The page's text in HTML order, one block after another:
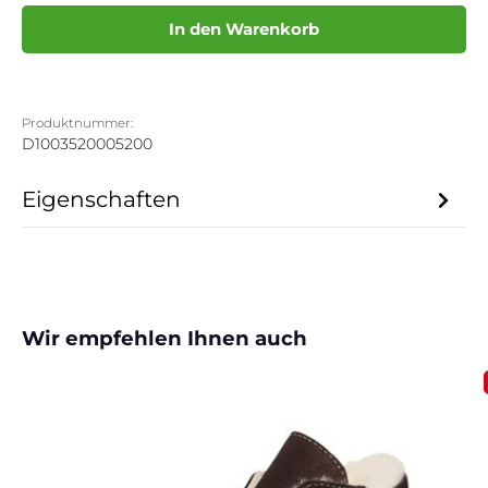
In den Warenkorb
Produktnummer:
D1003520005200
Eigenschaften
Produktgalerie überspringen
Wir empfehlen Ihnen auch